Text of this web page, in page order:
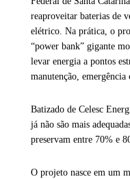
reaproveitar baterias de
elétrico. Na prática, o
“power bank” gigante
levar energia a pontos
manutenção,
Batizado de Celesc
já não são mais
preservam entre 70% e
O projeto nasce em um